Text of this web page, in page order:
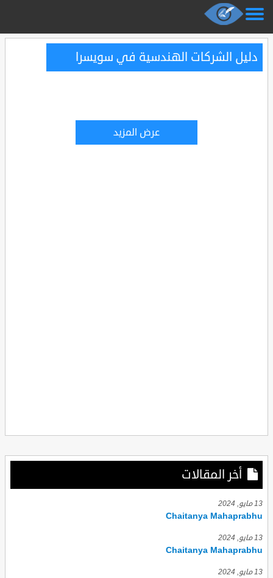
دليل الشركات الهندسية في سويسرا
عرض المزيد
أخر المقالات
13 مايو, 2024
Chaitanya Mahaprabhu
13 مايو, 2024
Chaitanya Mahaprabhu
13 مايو, 2024